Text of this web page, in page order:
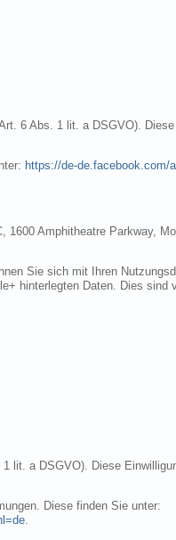
6 Abs. 1 lit. a DSGVO).
https://de-de.facebook.com/
Amphitheatre Parkway,
Sie sich mit Ihren
hinterlegten Daten. Dies sind
lit. a DSGVO). Diese
Diese finden Sie unter:
.